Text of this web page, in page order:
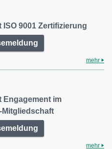
9001 Zertifizierung
mehr
Engagement im
Mitgliedschaft
mehr